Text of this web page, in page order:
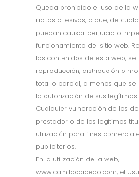
Queda prohibido el uso de la
ilícitos o lesivos, o que, de
puedan causar perjuicio o
funcionamiento del sitio web.
los contenidos de esta web, se
reproducción, distribución o
total o parcial, a menos que se
la autorización de sus legítimos
Cualquier vulneración de los
prestador o de los legítimos
utilización para fines
publicitarios.
En la utilización de la web,
www.camilocaicedo.com, el